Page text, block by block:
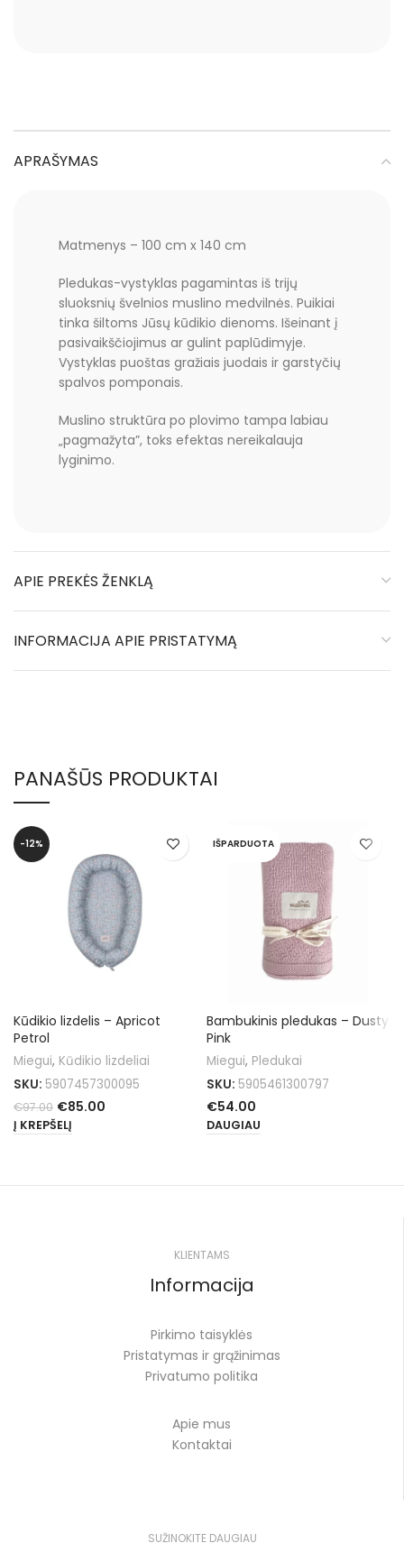
APRAŠYMAS
Matmenys – 100 cm x 140 cm
Pledukas-vystyklas pagamintas iš trijų
sluoksnių švelnios muslino medvilnės. Puikiai
tinka šiltoms Jūsų kūdikio dienoms. Išeinant į
pasivaikščiojimus ar gulint paplūdimyje.
Vystyklas puoštas gražiais juodais ir garstyčių
spalvos pomponais.
Muslino struktūra po plovimo tampa labiau
„pagmažyta”, toks efektas nereikalauja
lyginimo.
APIE PREKĖS ŽENKLĄ
INFORMACIJA APIE PRISTATYMĄ
PANAŠŪS PRODUKTAI
-12%
Kūdikio lizdelis – Apricot
Petrol
Miegui, Kūdikio lizdeliai
SKU: 5907457300095
€97.00 €85.00
Į KREPŠELĮ
IŠPARDUOTA
Bambukinis pledukas – Dusty
Pink
Miegui, Pledukai
SKU: 5905461300797
€54.00
DAUGIAU
KLIENTAMS
Informacija
Pirkimo taisyklės
Pristatymas ir grąžinimas
Privatumo politika
Apie mus
Kontaktai
SUŽINOKITE DAUGIAU